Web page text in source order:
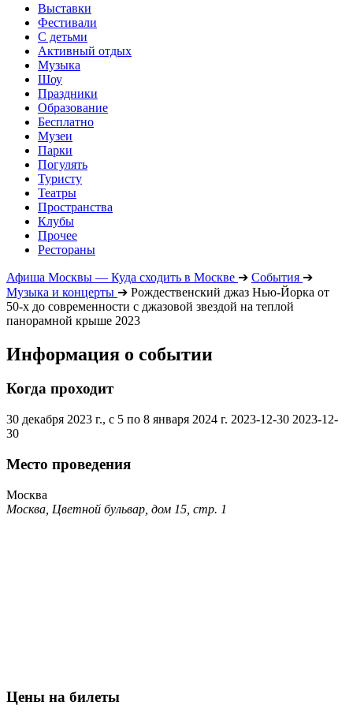
Выставки
Фестивали
С детьми
Активный отдых
Музыка
Шоу
Праздники
Образование
Бесплатно
Музеи
Парки
Погулять
Туристу
Театры
Пространства
Клубы
Прочее
Рестораны
Афиша Москвы — Куда сходить в Москве ➔ События ➔
Музыка и концерты ➔ Рождественский джаз Нью-Йорка от
50-х до современности с джазовой звездой на теплой
панорамной крыше 2023
Информация о событии
Когда проходит
30 декабря 2023 г., с 5 по 8 января 2024 г. 2023-12-30 2023-12-
30
Место проведения
Москва
Москва, Цветной бульвар, дом 15, стр. 1
Цены на билеты